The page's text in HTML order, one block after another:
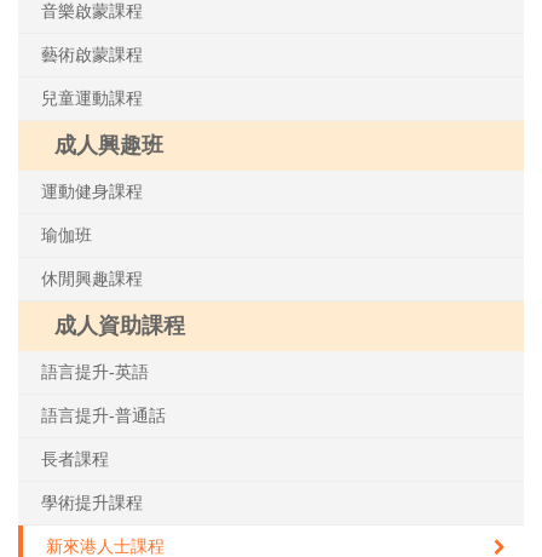
音樂啟蒙課程
藝術啟蒙課程
兒童運動課程
成人興趣班
運動健身課程
瑜伽班
休閒興趣課程
成人資助課程
語言提升-英語
語言提升-普通話
長者課程
學術提升課程
新來港人士課程